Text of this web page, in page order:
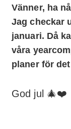
Vänner, ha
Jag checkar
januari. Då
våra
planer för
God jul 🎄❤️